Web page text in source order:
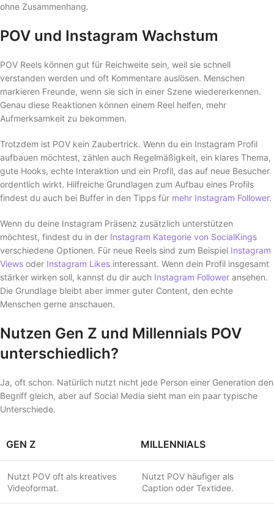
ohne Zusammenhang.
POV und Instagram Wachstum
POV Reels können gut für Reichweite sein, weil sie schnell
verstanden werden und oft Kommentare auslösen. Menschen
markieren Freunde, wenn sie sich in einer Szene wiedererkennen.
Genau diese Reaktionen können einem Reel helfen, mehr
Aufmerksamkeit zu bekommen.
Trotzdem ist POV kein Zaubertrick. Wenn du ein Instagram Profil
aufbauen möchtest, zählen auch Regelmäßigkeit, ein klares Thema,
gute Hooks, echte Interaktion und ein Profil, das auf neue Besucher
ordentlich wirkt. Hilfreiche Grundlagen zum Aufbau eines Profils
findest du auch bei Buffer in den Tipps für mehr Instagram Follower.
Wenn du deine Instagram Präsenz zusätzlich unterstützen
möchtest, findest du in der Instagram Kategorie von SocialKings
verschiedene Optionen. Für neue Reels sind zum Beispiel Instagram
Views oder Instagram Likes interessant. Wenn dein Profil insgesamt
stärker wirken soll, kannst du dir auch Instagram Follower ansehen.
Die Grundlage bleibt aber immer guter Content, den echte
Menschen gerne anschauen.
Nutzen Gen Z und Millennials POV
unterschiedlich?
Ja, oft schon. Natürlich nutzt nicht jede Person einer Generation den
Begriff gleich, aber auf Social Media sieht man ein paar typische
Unterschiede.
GEN Z MILLENNIALS
Nutzt POV oft als kreatives
Videoformat.
Nutzt POV häufiger als
Caption oder Textidee.